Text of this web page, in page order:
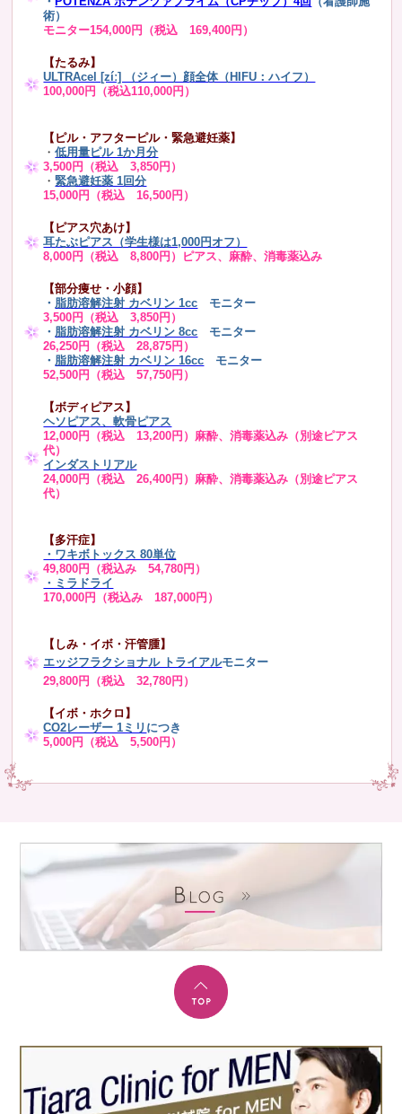
術）
モニター154,000円（税込 169,400円）
【たるみ】
ULTRAcel [zíː] （ジィー）顔全体（HIFU：ハイフ）
100,000円（税込110,000円）
【ピル・アフターピル・緊急避妊薬】
・低用量ピル 1か月分
3,500円（税込 3,850円）
・緊急避妊薬 1回分
15,000円（税込 16,500円）
【ピアス穴あけ】
耳たぶピアス（学生様は1,000円オフ）
8,000円（税込 8,800円）ピアス、麻酔、消毒薬込み
【部分痩せ・小顔】
・ 脂肪溶解注射 カベリン 1cc モニター
3,500円（税込 3,850円）
・ 脂肪溶解注射 カベリン 8cc モニター
26,250円（税込 28,875円）
・ 脂肪溶解注射 カベリン 16cc
モニター
52,500円（税込 57,750円）
【ボディピアス】
ヘソピアス、軟骨ピアス
12,000円（税込 13,200円）麻酔、消毒薬込み（別途ピアス
代）
インダストリアル
24,000円（税込 26,400円）麻酔、消毒薬込み（別途ピアス
代）
【多汗症】
・ ワキボトックス 80単位
49,800円（税込み 54,780円）
・ミラドライ
170,000円（税込み 187,000円）
【しみ・イボ・汗管腫】
エッジフラクショナル トライアルモニター
29,800円（税込 32,780円）
【イボ・ホクロ】
CO2レーザー 1ミリ につき
5,000円（税込 5,500円）